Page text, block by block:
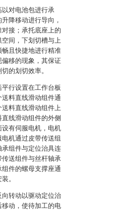
对电池包进行承
降移动进行导向，
接；承托底座上的
间，下划切槽与上
且快捷地进行精准
移的现象，其保证
的划切效率。
行设置在工作台板
料直线滑动组件通
料直线滑动组件上
线滑动组件的外侧
有伺服电机，电机
机通过皮带传送组
组件与定位治具连
送组件与丝杆轴承
件的螺母支撑座通
。
转动以驱动定位治
动，使待加工的电